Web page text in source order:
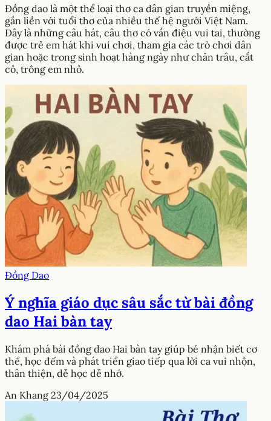
Đồng dao là một thể loại thơ ca dân gian truyền miệng,
gắn liền với tuổi thơ của nhiều thế hệ người Việt Nam.
Đây là những câu hát, câu thơ có vần điệu vui tai, thường
được trẻ em hát khi vui chơi, tham gia các trò chơi dân
gian hoặc trong sinh hoạt hàng ngày như chăn trâu, cắt
cỏ, trông em nhỏ.
Đồng Dao
Ý nghĩa giáo dục sâu sắc từ bài đồng
dao Hai bàn tay
Khám phá bài đồng dao Hai bàn tay giúp bé nhận biết cơ
thể, học đếm và phát triển giao tiếp qua lời ca vui nhộn,
thân thiện, dễ học dễ nhớ.
An Khang 23/04/2025